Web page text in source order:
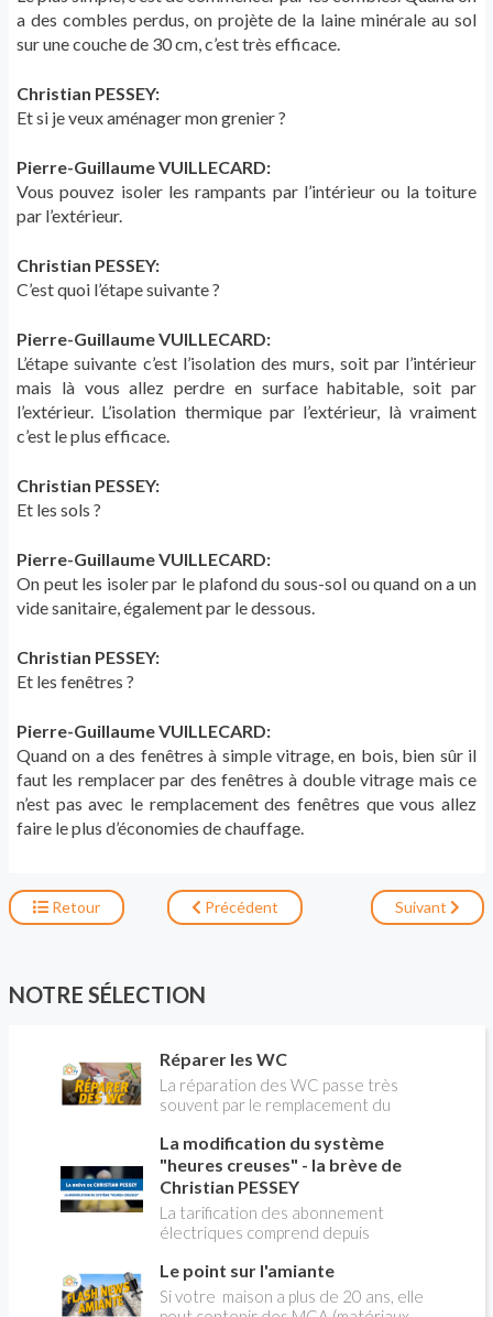
a des combles perdus, on projète de la laine minérale au sol
sur une couche de 30 cm, c’est très efficace.
Christian PESSEY:
Et si je veux aménager mon grenier ?
Pierre-Guillaume VUILLECARD:
Vous pouvez isoler les rampants par l’intérieur ou la toiture
par l’extérieur.
Christian PESSEY:
C’est quoi l’étape suivante ?
Pierre-Guillaume VUILLECARD:
L’étape suivante c’est l’isolation des murs, soit par l’intérieur
mais là vous allez perdre en surface habitable, soit par
l’extérieur. L’isolation thermique par l’extérieur, là vraiment
c’est le plus efficace.
Christian PESSEY:
Et les sols ?
Pierre-Guillaume VUILLECARD:
On peut les isoler par le plafond du sous-sol ou quand on a un
vide sanitaire, également par le dessous.
Christian PESSEY:
Et les fenêtres ?
Pierre-Guillaume VUILLECARD:
Quand on a des fenêtres à simple vitrage, en bois, bien sûr il
faut les remplacer par des fenêtres à double vitrage mais ce
n’est pas avec le remplacement des fenêtres que vous allez
faire le plus d’économies de chauffage.
Retour Précédent Suivant
NOTRE SÉLECTION
Réparer les WC
La réparation des WC passe très
souvent par le remplacement du
expliquer
La modification du système
"heures creuses" - la brève de
Christian PESSEY
La tarification des abonnement
électriques comprend depuis
pleines, heures creuses. Aujourd'hui
Christian PESSEY vous explique tout
ce qu'il faut savoir sur la nouvelle
Le point sur l'amiante
Si votre maison a plus de 20 ans, elle